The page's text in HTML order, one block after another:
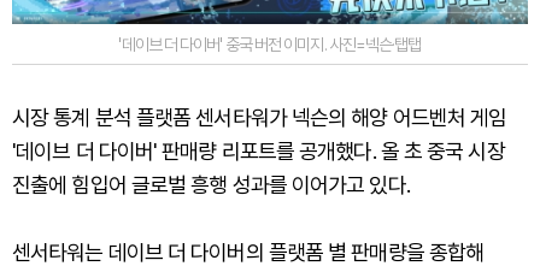
'데이브 더 다이버' 중국 버전 이미지. 사진=넥슨·탭탭
시장 통계 분석 플랫폼 센서타워가 넥슨의 해양 어드벤처 게임
'데이브 더 다이버' 판매량 리포트를 공개했다. 올 초 중국 시장
진출에 힘입어 글로벌 흥행 성과를 이어가고 있다.
센서타워는 데이브 더 다이버의 플랫폼 별 판매량을 종합해